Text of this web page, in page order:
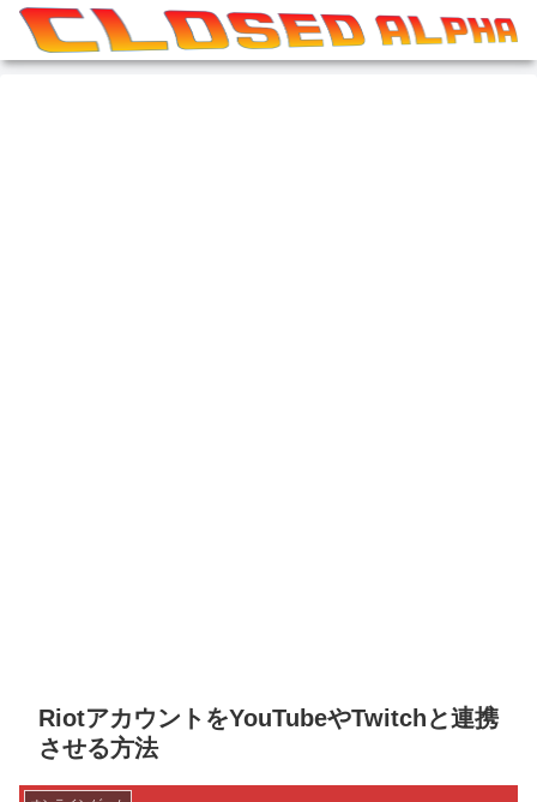
RiotアカウントをYouTubeやTwitchと連携
させる方法